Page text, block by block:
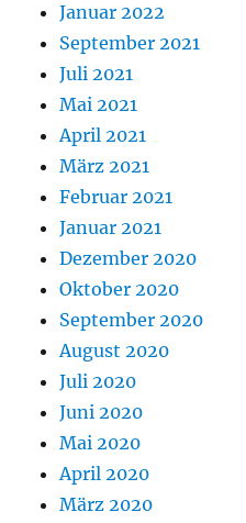
Januar 2022
September 2021
Juli 2021
Mai 2021
April 2021
März 2021
Februar 2021
Januar 2021
Dezember 2020
Oktober 2020
September 2020
August 2020
Juli 2020
Juni 2020
Mai 2020
April 2020
März 2020